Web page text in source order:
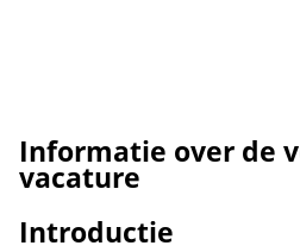
Informatie over de
vacature
Introductie